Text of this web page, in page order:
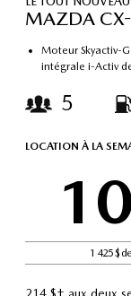
MAZDA
Moteur Skyactiv-
intégrale i-Activ
5
LOCATION À LA
1 425 $